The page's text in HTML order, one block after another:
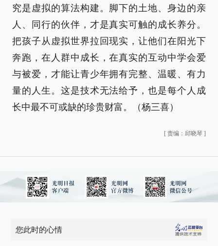
究是虚拟的算法构建。脚下的土地、身边的亲
人、同行的伙伴，才是真实可触的成长养分。
把孩子从虚拟世界拉回现实，让他们在阳光下
奔跑，在人群中成长，在真实的互动中学会爱
与被爱，才能让青少年拥有完整、温暖、有力
量的人生。这是技术无法给予，也是每个人成
长中最不可或缺的珍贵财富。（杨三喜）
[ 责编：邱晓琴 ]
您此时的心情